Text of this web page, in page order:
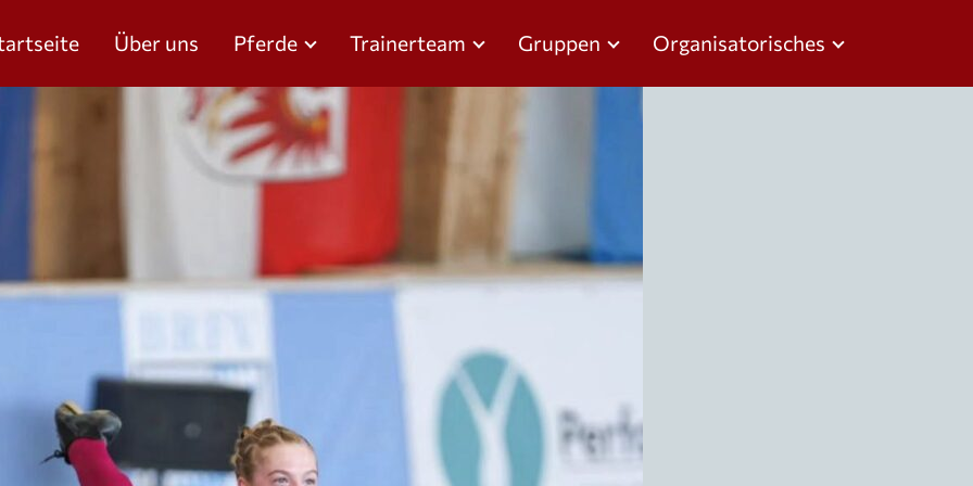
Über uns Pferde Trainerteam Gruppen Organisatorisches